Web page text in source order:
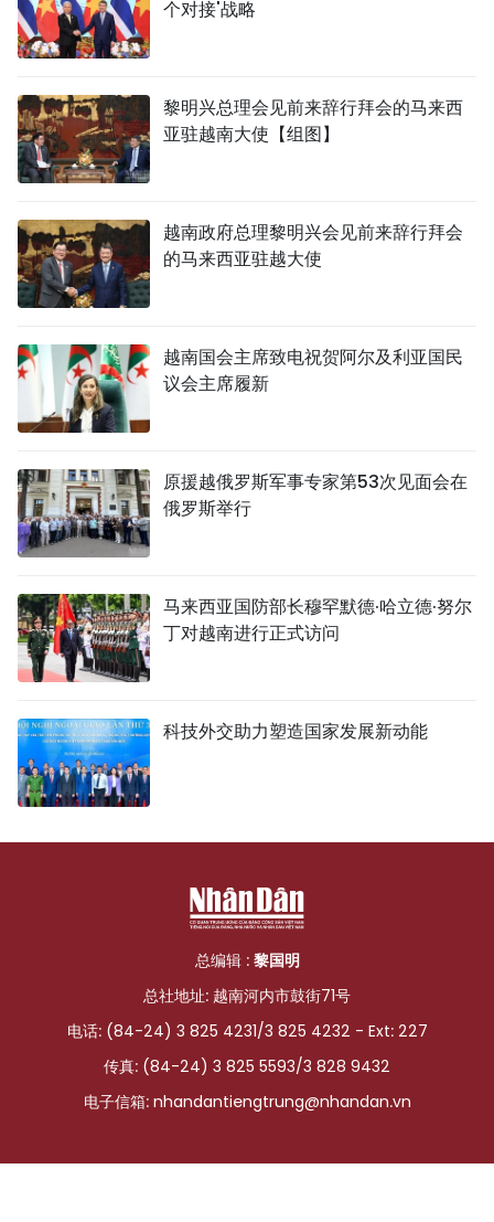
个对接'战略
黎明兴总理会见前来辞行拜会的马来西
亚驻越南大使【组图】
越南政府总理黎明兴会见前来辞行拜会
的马来西亚驻越大使
越南国会主席致电祝贺阿尔及利亚国民
议会主席履新
原援越俄罗斯军事专家第53次见面会在
俄罗斯举行
马来西亚国防部长穆罕默德·哈立德·努尔
丁对越南进行正式访问
科技外交助力塑造国家发展新动能
总编辑 : 黎国明
总社地址: 越南河内市鼓街71号
电话: (84-24) 3 825 4231/3 825 4232 - Ext: 227
传真: (84-24) 3 825 5593/3 828 9432
电子信箱: nhandantiengtrung@nhandan.vn